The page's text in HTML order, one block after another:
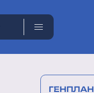
ГЕНПЛАН